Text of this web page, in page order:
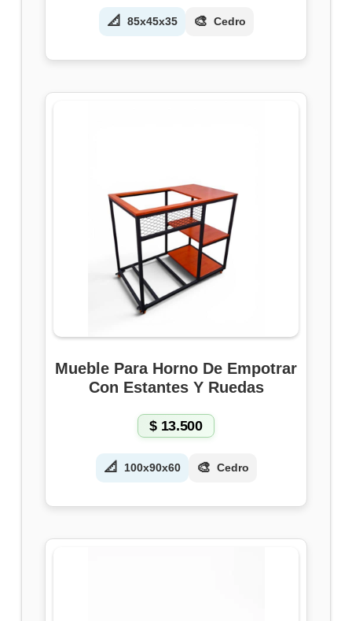
📐 85x45x35 🎨 Cedro
Mueble Para Horno De Empotrar
Con Estantes Y Ruedas
$13.500
📐 100x90x60 🎨 Cedro